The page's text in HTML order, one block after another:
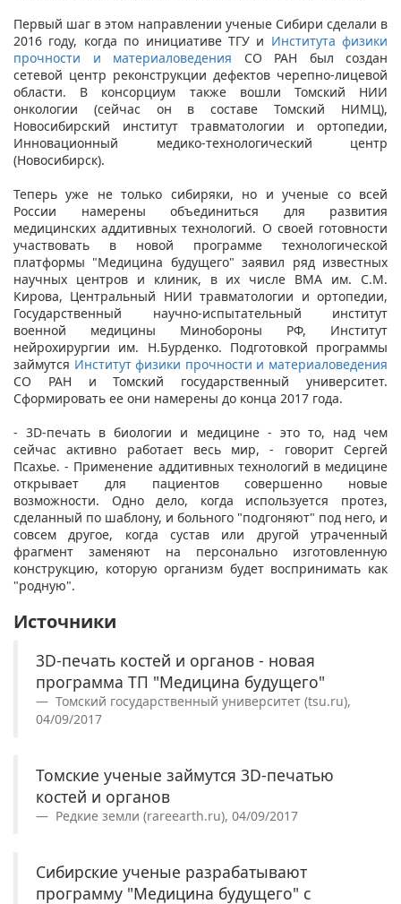
Первый шаг в этом направлении ученые Сибири сделали в
2016 году, когда по инициативе ТГУ и Института физики
прочности и материаловедения СО РАН был создан
сетевой центр реконструкции дефектов черепно-лицевой
области. В консорциум также вошли Томский НИИ
онкологии (сейчас он в составе Томский НИМЦ),
Новосибирский институт травматологии и ортопедии,
Инновационный медико-технологический центр
(Новосибирск).
Теперь уже не только сибиряки, но и ученые со всей
России намерены объединиться для развития
медицинских аддитивных технологий. О своей готовности
участвовать в новой программе технологической
платформы "Медицина будущего" заявил ряд известных
научных центров и клиник, в их числе ВМА им. С.М.
Кирова, Центральный НИИ травматологии и ортопедии,
Государственный научно-испытательный институт
военной медицины Минобороны РФ, Институт
нейрохирургии им. Н.Бурденко. Подготовкой программы
займутся Институт физики прочности и материаловедения
СО РАН и Томский государственный университет.
Сформировать ее они намерены до конца 2017 года.
- 3D-печать в биологии и медицине - это то, над чем
сейчас активно работает весь мир, - говорит Сергей
Псахье. - Применение аддитивных технологий в медицине
открывает для пациентов совершенно новые
возможности. Одно дело, когда используется протез,
сделанный по шаблону, и больного "подгоняют" под него, и
совсем другое, когда сустав или другой утраченный
фрагмент заменяют на персонально изготовленную
конструкцию, которую организм будет воспринимать как
"родную".
Источники
3D-печать костей и органов - новая
программа ТП "Медицина будущего"
Томский государственный университет (tsu.ru),
04/09/2017
Томские ученые займутся 3D-печатью
костей и органов
Редкие земли (rareearth.ru), 04/09/2017
Сибирские ученые разрабатывают
программу "Медицина будущего" с